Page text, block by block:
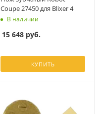
Coupe 27450 для Blixer 4
В наличии
15 648 руб.
КУПИТЬ